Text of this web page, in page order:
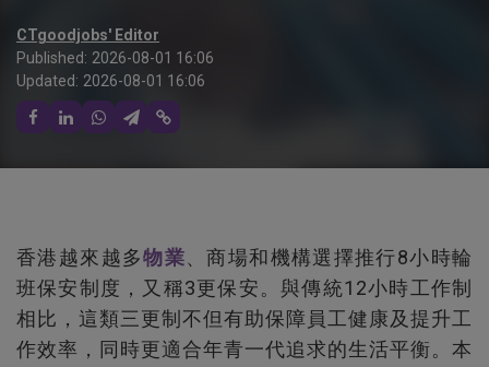
CTgoodjobs' Editor
Published: 2026-08-01 16:06
Updated: 2026-08-01 16:06
香港越來越多物業、商場和機構選擇推行8小時輪
班保安制度，又稱3更保安。與傳統12小時工作制
相比，這類三更制不但有助保障員工健康及提升工
作效率，同時更適合年青一代追求的生活平衡。本